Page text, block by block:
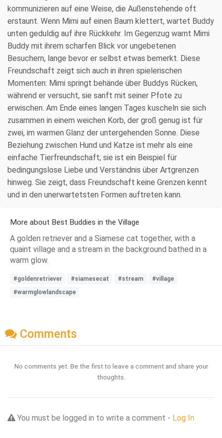
kommunizieren auf eine Weise, die Außenstehende oft
erstaunt. Wenn Mimi auf einen Baum klettert, wartet Buddy
unten geduldig auf ihre Rückkehr. Im Gegenzug warnt Mimi
Buddy mit ihrem scharfen Blick vor ungebetenen
Besuchern, lange bevor er selbst etwas bemerkt. Diese
Freundschaft zeigt sich auch in ihren spielerischen
Momenten: Mimi springt behände über Buddys Rücken,
während er versucht, sie sanft mit seiner Pfote zu
erwischen. Am Ende eines langen Tages kuscheln sie sich
zusammen in einem weichen Korb, der groß genug ist für
zwei, im warmen Glanz der untergehenden Sonne. Diese
Beziehung zwischen Hund und Katze ist mehr als eine
einfache Tierfreundschaft; sie ist ein Beispiel für
bedingungslose Liebe und Verständnis über Artgrenzen
hinweg. Sie zeigt, dass Freundschaft keine Grenzen kennt
und in den unerwartetsten Formen auftreten kann.
More about Best Buddies in the Village
A golden retriever and a Siamese cat together, with a
quaint village and a stream in the background bathed in a
warm glow.
#goldenretriever #siamesecat #stream
#village
#warmglowlandscape
Comments
No comments yet. Be the first to leave a comment and share your
thoughts.
You must be logged in to write a comment - Log In